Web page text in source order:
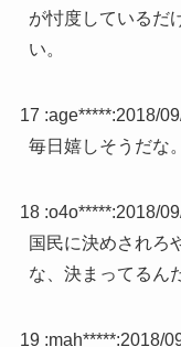
が忖度しているだ
い。
17 :age*****:2018/
毎日嬉しそうだな。
18 :o4o*****:2018/
国民に決めされろ
な、決まってるん
19 :mah*****:2018/